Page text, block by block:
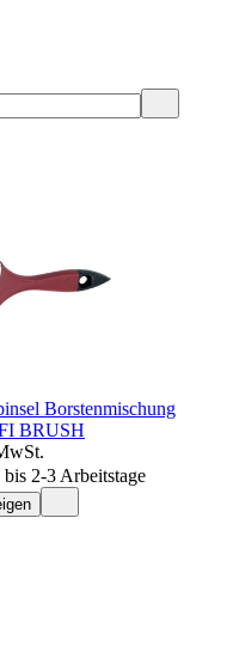
Borstenmischung
BRUSH
2-3 Arbeitstage